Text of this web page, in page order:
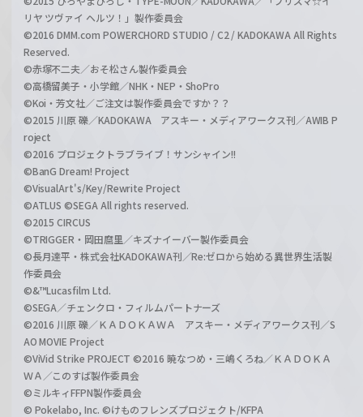
リヤ ツヴァイ ヘルツ！」製作委員会
©2016 DMM.com POWERCHORD STUDIO / C2 / KADOKAWA All Rights
Reserved.
©赤塚不二夫／おそ松さん製作委員会
©高橋留美子・小学館／NHK・NEP・ShoPro
©Koi・芳文社／ご注文は製作委員会ですか？？
©2015 川原 礫／KADOKAWA アスキー・メディアワークス刊／AWIB P
roject
©2016 プロジェクトラブライブ！サンシャイン!!
©BanG Dream! Project
©VisualArt's/Key/Rewrite Project
©ATLUS ©SEGA All rights reserved.
©2015 CIRCUS
©TRIGGER・岡田麿里／キズナイーバー製作委員会
©長月達平・株式会社KADOKAWA刊／Re:ゼロから始める異世界生活製
作委員会
©&™Lucasfilm Ltd.
©SEGA／チェンクロ・フィルムパートナーズ
©2016 川原 礫／ＫＡＤＯＫＡＷＡ アスキー・メディアワークス刊／S
AO MOVIE Project
©ViVid Strike PROJECT ©2016 暁なつめ・三嶋くろね／ＫＡＤＯＫＡ
ＷＡ／このすば製作委員会
©ミルキィFFPN製作委員会
© Pokelabo, Inc. ©けものフレンズプロジェクト/KFPA